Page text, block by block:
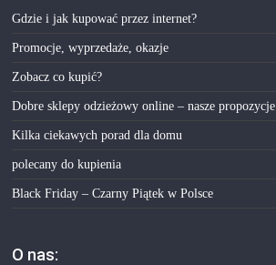
Gdzie i jak kupować przez internet?
Promocje, wyprzedaże, okazje
Zobacz co kupić?
Dobre sklepy odzieżowy online – nasze propozycje
Kilka ciekawych porad dla domu
polecany do kupienia
Black Friday – Czarny Piątek w Polsce
O nas: